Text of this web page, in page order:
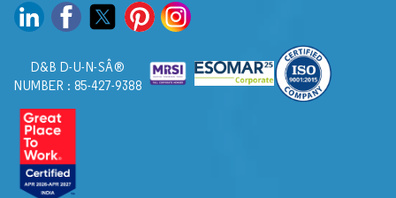
D&B D-U-N-SÂ®
NUMBER : 85-427-9388